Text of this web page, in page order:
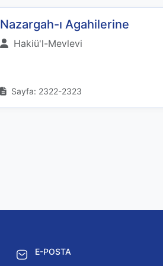
Nazargah-ı Agahilerine
Hakiü'l-Mevlevi
Sayfa: 2322-2323